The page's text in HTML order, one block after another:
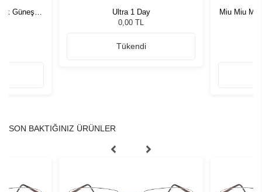
Güneş
Ultra 1 Day
0,00 TL
Tükendi
Miu Miu MU
SON BAKTIĞINIZ ÜRÜNLER